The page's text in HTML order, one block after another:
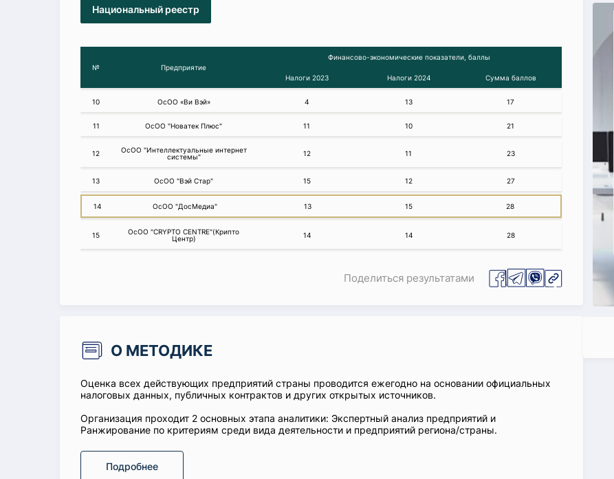
Национальный реестр
№ Предприятие
Финансово-экономические показатели, баллы
Налоги 2023 Налоги 2024 Сумма баллов
10 ОсОО «Ви Вэй» 4 13 17
11 ОсОО "Новатек Плюс" 11 10 21
12
ОсОО "Интеллектуальные интернет
системы"
12 11 23
13 ОсОО "Вэй Стар" 15 12 27
14 ОсОО "ДосМедиа" 13 15 28
15
ОсОО "СRYPTO CENTRE"(Крипто
Центр)
14 14 28
Поделиться результатами
О МЕТОДИКЕ
Оценка всех действующих предприятий страны проводится ежегодно на основании официальных
налоговых данных, публичных контрактов и других открытых источников.
Организация проходит 2 основных этапа аналитики: Экспертный анализ предприятий и
Ранжирование по критериям среди вида деятельности и предприятий региона/страны.
Подробнее